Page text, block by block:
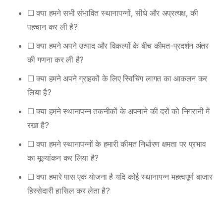
☐ क्या हमने सभी संभावित स्थानापन्नों, सीधे और अप्रत्यक्ष, की
पहचान कर ली है?
☐ क्या हमने अपने उत्पाद और विकल्पों के बीच कीमत-प्रदर्शन अंतर
की गणना कर ली है?
☐ क्या हमने अपने ग्राहकों के लिए स्विचिंग लागत का आकलन कर
लिया है?
☐ क्या हमने स्थानापन्न तकनीकों के अपनाने की दरों को निगरानी में
रखा है?
☐ क्या हमने स्थानापन्नों के हमारी कीमत निर्धारण क्षमता पर प्रभाव
का मूल्यांकन कर लिया है?
☐ क्या हमारे पास एक योजना है यदि कोई स्थानापन्न महत्वपूर्ण बाजार
हिस्सेदारी हासिल कर लेता है?